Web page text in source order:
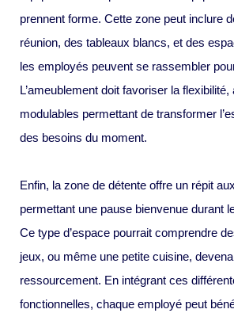
prennent forme. Cette zone peut inclure
réunion, des tableaux blancs, et des
les employés peuvent se rassembler
L’ameublement doit favoriser la
modulables permettant de transformer
des besoins du moment.
Enfin, la zone de détente offre un répit
permettant une pause bienvenue durant
Ce type d’espace pourrait comprendre
jeux, ou même une petite cuisine,
ressourcement. En intégrant ces
fonctionnelles, chaque employé peut